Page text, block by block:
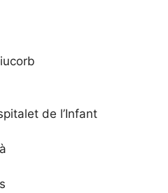
de l’Infant